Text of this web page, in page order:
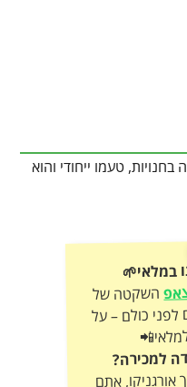
בחנויות, טעמו ייחודי והוא
במלאי🌱
השקטה של
אורגניקו וקבלו עדכונים לפני כולם – על
למכירה?
אתם
נעזור בפרסום